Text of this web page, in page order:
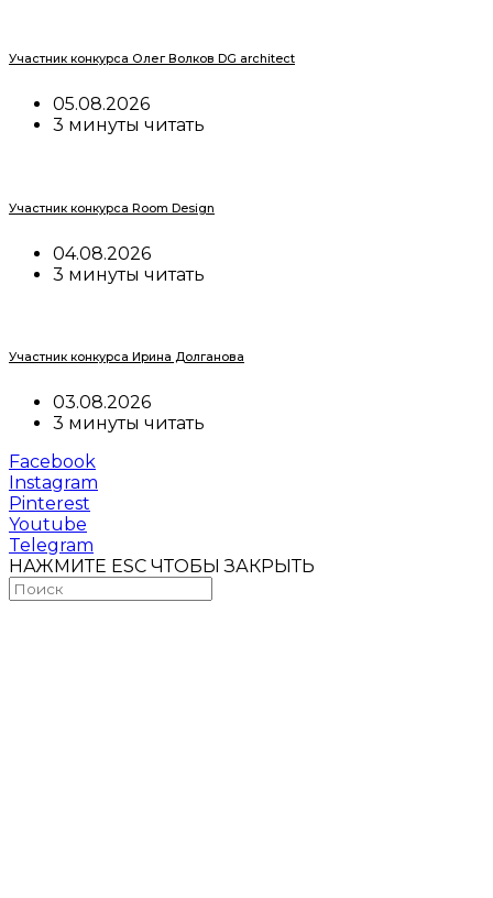
Участник конкурса Олег Волков DG architect
05.08.2026
3 минуты читать
Участник конкурса Room Design
04.08.2026
3 минуты читать
Участник конкурса Ирина Долганова
03.08.2026
3 минуты читать
Facebook
Instagram
Pinterest
Youtube
Telegram
НАЖМИТЕ ESC ЧТОБЫ ЗАКРЫТЬ